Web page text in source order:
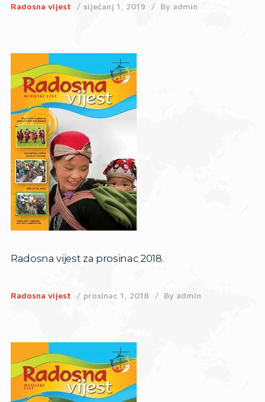
Radosna vijest siječanj 1, 2019 By admin
Radosna vijest za prosinac 2018.
Radosna vijest prosinac 1, 2018 By admin